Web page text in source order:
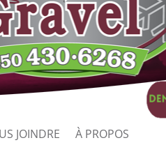
JOINDRE À PROPOS